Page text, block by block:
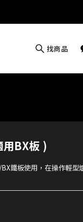
找商品
BX板 )
鐵板使用，在操作輕型